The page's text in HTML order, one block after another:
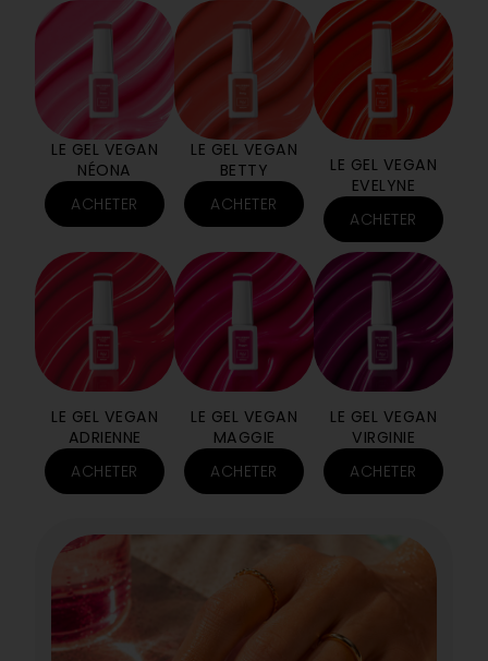
LE GEL VEGAN
NÉONA
ACHETER
LE GEL VEGAN
BETTY
ACHETER
LE GEL VEGAN
EVELYNE
ACHETER
LE GEL VEGAN
ADRIENNE
ACHETER
LE GEL VEGAN
MAGGIE
ACHETER
LE GEL VEGAN
VIRGINIE
ACHETER